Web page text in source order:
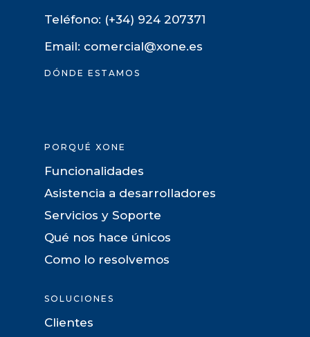
Teléfono: (+34) 924 207371
Email: comercial@xone.es
DÓNDE ESTAMOS
PORQUÉ XONE
Funcionalidades
Asistencia a desarrolladores
Servicios y Soporte
Qué nos hace únicos
Como lo resolvemos
SOLUCIONES
Clientes